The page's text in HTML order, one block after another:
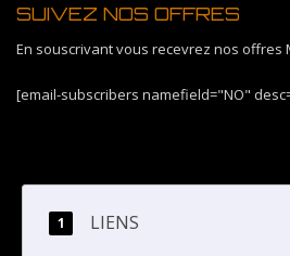
SUIVEZ NOS OFFRES
En souscrivant vous recevrez nos offres
[email-subscribers namefield="NO"
LIENS